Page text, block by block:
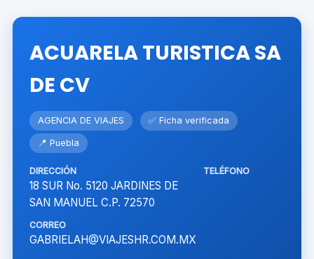
ACUARELA TURISTICA SA
DE CV
AGENCIA DE VIAJES ✅ Ficha verificada
📍 Puebla
DIRECCIÓN
18 SUR No. 5120 JARDINES DE
SAN MANUEL C.P. 72570
TELÉFONO
CORREO
GABRIELAH@VIAJESHR.COM.MX